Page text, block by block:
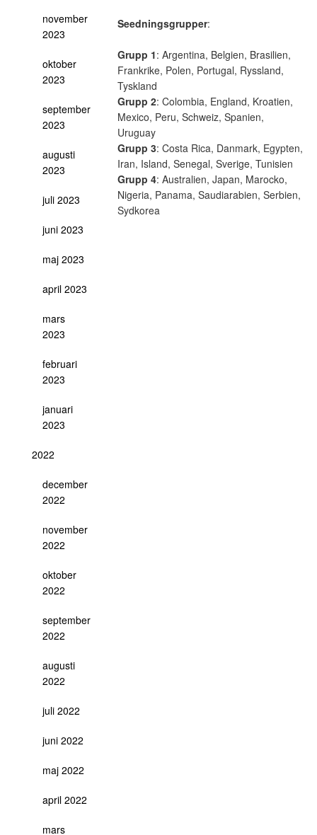
november
2023
oktober
2023
september
2023
augusti
2023
juli 2023
juni 2023
maj 2023
april 2023
mars
2023
februari
2023
januari
2023
2022
december
2022
november
2022
oktober
2022
september
2022
augusti
2022
juli 2022
juni 2022
maj 2022
april 2022
mars
Seedningsgrupper:
Grupp 1: Argentina, Belgien, Brasilien,
Frankrike, Polen, Portugal, Ryssland,
Tyskland
Grupp 2: Colombia, England, Kroatien,
Mexico, Peru, Schweiz, Spanien,
Uruguay
Grupp 3: Costa Rica, Danmark, Egypten,
Iran, Island, Senegal, Sverige, Tunisien
Grupp 4: Australien, Japan, Marocko,
Nigeria, Panama, Saudiarabien, Serbien,
Sydkorea